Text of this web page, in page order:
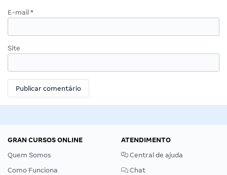
E-mail *
Site
GRAN CURSOS ONLINE
Quem Somos
Como Funciona
ATENDIMENTO
Central de ajuda
Chat